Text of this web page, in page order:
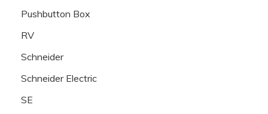
Pushbutton Box
RV
Schneider
Schneider Electric
SE